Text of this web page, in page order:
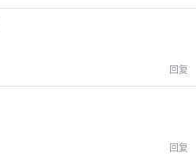
回复
回复